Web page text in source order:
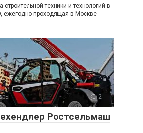
строительной техники и технологий в
ежегодно проходящая в Москве
2
Ростсельмаш